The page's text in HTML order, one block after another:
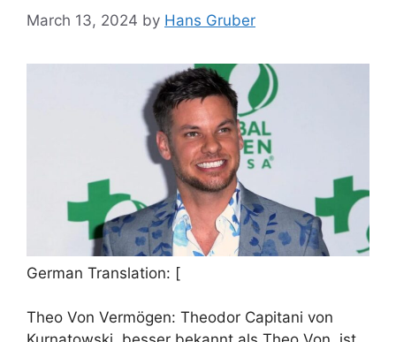
March 13, 2024 by Hans Gruber
German Translation: [
Theo Von Vermögen: Theodor Capitani von